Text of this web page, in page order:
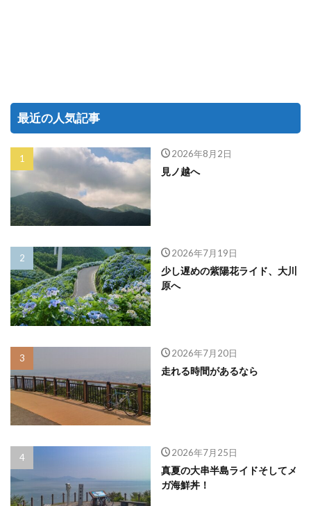
最近の人気記事
2026年8月2日
見ノ越へ
2026年7月19日
少し遅めの紫陽花ライド、大川
原へ
2026年7月20日
走れる時間があるなら
2026年7月25日
真夏の大串半島ライドそしてメ
ガ海鮮丼！